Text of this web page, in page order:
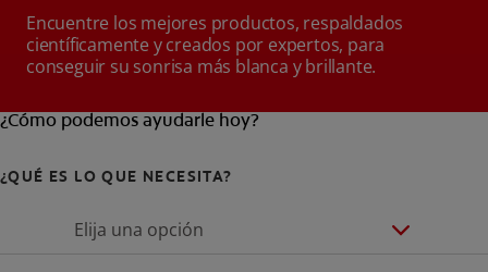
Encuentre los mejores productos, respaldados
científicamente y creados por expertos, para
conseguir su sonrisa más blanca y brillante.
¿Cómo podemos ayudarle hoy?
¿QUÉ ES LO QUE NECESITA?
Elija una opción